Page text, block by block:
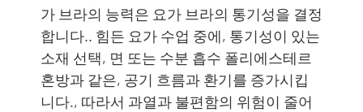
가 브라의 능력은 요가 브라의 통기성을 결정
합니다.. 힘든 요가 수업 중에, 통기성이 있는
소재 선택, 면 또는 수분 흡수 폴리에스테르
혼방과 같은, 공기 흐름과 환기를 증가시킵
니다., 따라서 과열과 불편함의 위험이 줄어